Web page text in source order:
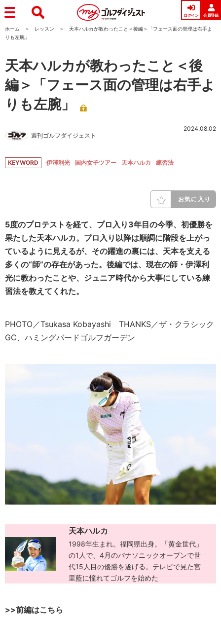
ログイン 会員登録
ホーム レッスン
天本ハルカが教わったこと＜後編＞「フェース面の管理は右手よ
りも左腕」
天本ハルカが教わったこと＜後
編＞「フェース面の管理は右手よ
りも左腕」
週刊ゴルフダイジェスト
2024.08.02
KEYWORD 伊澤利光 国内女子ツアー 天本ハルカ 練習法
お気に入り
5度のプロテストを経て、プロ入り3年目の今季、初優勝を
果たした天本ハルカ。プロ入り以降は順調に階段を上がっ
ているように見えるが、その躍進の裏には、天本を支える
多くの“師”の存在があった。後編では、現在の師・伊澤利
光に教わったことや、ジュニア時代から大事にしている練
習法を教えてくれた。
PHOTO／Tsukasa Kobayashi THANKS／ザ・クラシック
GC、ハミングバードゴルフガーデン
天本ハルカ
1998年生まれ。福岡県出身。「黄金世代」
の1人で、4月のパナソニックオープンで世
代15人目の優勝を遂げる。テレビで見た宮
里藍に憧れてゴルフを始めた
>>前編はこちら